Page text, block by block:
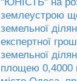
землеустрою
земельної
експертної
земельної
площею 0,4000